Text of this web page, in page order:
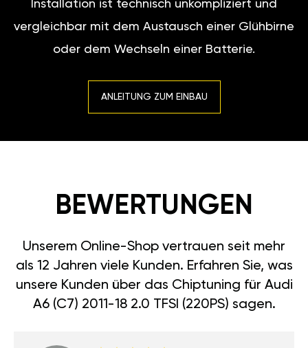
Installation ist technisch unkompliziert und
vergleichbar mit dem Austausch einer Glühbirne
oder dem Wechseln einer Batterie.
ANLEITUNG ZUM EINBAU
BEWERTUNGEN
Unserem Online-Shop vertrauen seit mehr
als 12 Jahren viele Kunden. Erfahren Sie, was
unsere Kunden über das Chiptuning für Audi
A6 (C7) 2011-18 2.0 TFSI (220PS) sagen.